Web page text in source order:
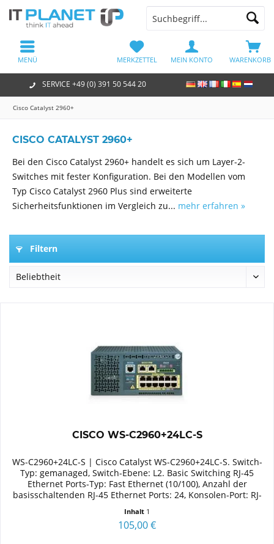
SERVICE +49 (0) 391 50 544 20
WARENKORB
MERKZETTEL MEIN KONTO
MENÜ
Cisco Catalyst 2960+
CISCO CATALYST 2960+
Bei den Cisco Catalyst 2960+ handelt es sich um Layer-2-
Switches mit fester Konfiguration. Bei den Modellen vom
Typ Cisco Catalyst 2960 Plus sind erweiterte
Sicherheitsfunktionen im Vergleich zu... mehr erfahren »
Filtern
CISCO WS-C2960+24LC-S
WS-C2960+24LC-S | Cisco Catalyst WS-C2960+24LC-S. Switch-
Typ: gemanaged, Switch-Ebene: L2. Basic Switching RJ-45
Ethernet Ports-Typ: Fast Ethernet (10/100), Anzahl der
basisschaltenden RJ-45 Ethernet Ports: 24, Konsolen-Port: RJ-
Inhalt 1
105,00 €